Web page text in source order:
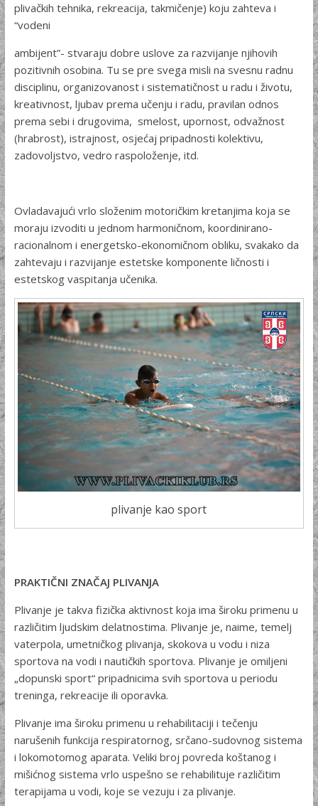
plivačkih tehnika, rekreacija, takmičenje) koju zahteva i
“vodeni
ambijent”- stvaraju dobre uslove za razvijanje njihovih
pozitivnih osobina. Tu se pre svega misli na svesnu radnu
disciplinu, organizovanost i sistematičnost u radu i životu,
kreativnost, ljubav prema učenju i radu, pravilan odnos
prema sebi i drugovima, smelost, upornost, odvažnost
(hrabrost), istrajnost, osjećaj pripadnosti kolektivu,
zadovoljstvo, vedro raspoloženje, itd.
Ovladavajući vrlo složenim motoričkim kretanjima koja se
moraju izvoditi u jednom harmoničnom, koordinirano-
racionalnom i energetsko-ekonomičnom obliku, svakako da
zahtevaju i razvijanje estetske komponente ličnosti i
estetskog vaspitanja učenika.
plivanje kao sport
PRAKTIČNI ZNAČAJ PLIVANJA
Plivanje je takva fizička aktivnost koja ima široku primenu u
različitim ljudskim delatnostima. Plivanje je, naime, temelj
vater­pola, umetničkog plivanja, skokova u vodu i niza
sportova na vodi i nautičkih sportova. Plivanje je omiljeni
„dopunski sport“ pri­padnicima svih sportova u periodu
treninga, rekreacije ili oporavka.
Plivanje ima široku primenu u rehabilitaciji i tečenju
narušenih funkcija respiratornog, srčano-sudovnog sistema
i lokomotomog aparata. Veliki broj povreda koštanog i
mišićnog sistema vrlo uspešno se rehabilituje različitim
terapijama u vodi, koje se vezuju i za plivanje.